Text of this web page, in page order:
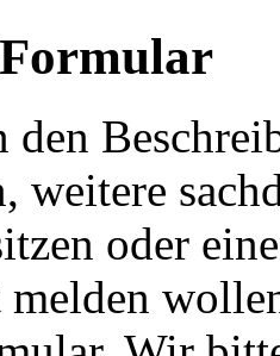
weitere
oder